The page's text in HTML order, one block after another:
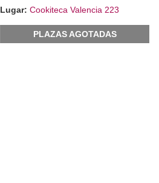
Lugar:Cookiteca Valencia 223
PLAZAS AGOTADAS